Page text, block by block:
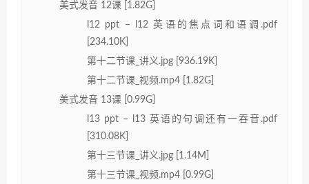
美式发音 12课 [1.82G]
l12 ppt – l12 英语的焦点词和语调.pdf
[234.10K]
第十二节课_讲义.jpg [936.19K]
第十二节课_视频.mp4 [1.82G]
美式发音 13课 [0.99G]
l13 ppt – l13 英语的句调还有一吞音.pdf
[310.08K]
第十三节课_讲义.jpg [1.14M]
第十三节课_视频.mp4 [0.99G]